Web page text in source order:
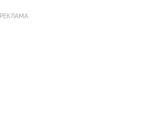
РЕКЛАМА